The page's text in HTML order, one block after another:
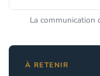
La communication
À RETENIR